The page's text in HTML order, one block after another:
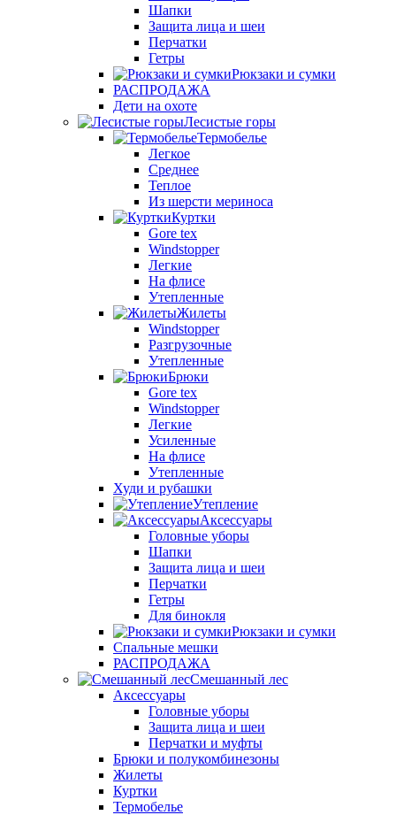
Шапки
Защита лица и шеи
Перчатки
Гетры
Рюкзаки и сумки
РАСПРОДАЖА
Дети на охоте
Лесистые горы
Термобелье
Легкое
Среднее
Теплое
Из шерсти мериноса
Куртки
Gore tex
Windstopper
Легкие
На флисе
Утепленные
Жилеты
Windstopper
Разгрузочные
Утепленные
Брюки
Gore tex
Windstopper
Легкие
Усиленные
На флисе
Утепленные
Худи и рубашки
Утепление
Аксессуары
Головные уборы
Шапки
Защита лица и шеи
Перчатки
Гетры
Для бинокля
Рюкзаки и сумки
Спальные мешки
РАСПРОДАЖА
Смешанный лес
Аксессуары
Головные уборы
Защита лица и шеи
Перчатки и муфты
Брюки и полукомбинезоны
Жилеты
Куртки
Термобелье